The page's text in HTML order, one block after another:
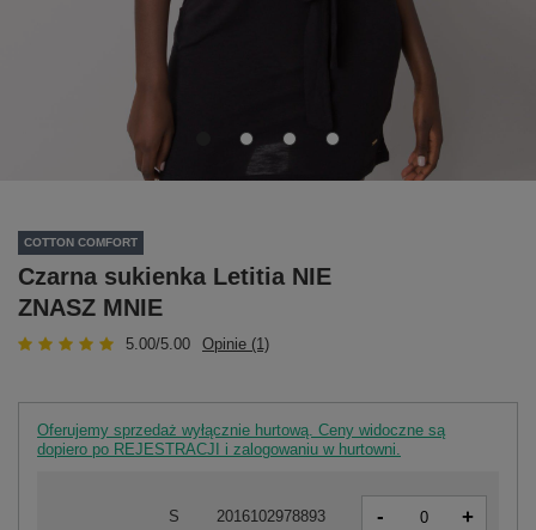
COTTON COMFORT
Czarna sukienka Letitia NIE
ZNASZ MNIE
5.00/5.00 Opinie (1)
Oferujemy sprzedaż wyłącznie hurtową. Ceny widoczne są
dopiero po REJESTRACJI i zalogowaniu w hurtowni.
S 2016102978893 - +